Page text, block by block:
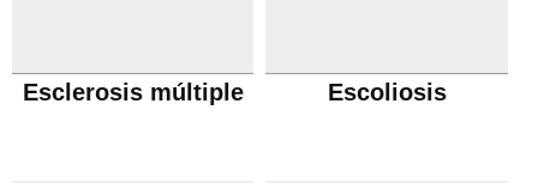
Esclerosis múltiple Escoliosis